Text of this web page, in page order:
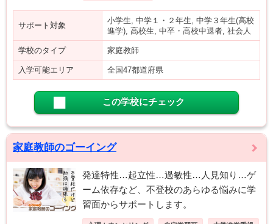
サポート対象
小学生, 中学１・２年生, 中学３年生(高校
進学), 高校生, 中卒・高校中退者, 社会人
学校のタイプ 家庭教師
入学可能エリア 全国47都道府県
この学校にチェック
家庭教師のゴーイング
発達特性…起立性…過敏性…人見知り…ゲ
ーム依存など、不登校のあらゆる悩みに学
習面からサポートします。